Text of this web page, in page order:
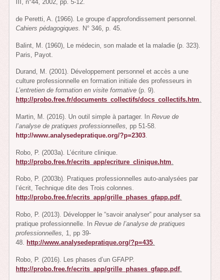
III, n°44, 2002, pp. 5-12.
de Peretti, A. (1966). Le groupe d’approfondissement personnel.
Cahiers pédagogiques.
N° 346, p. 45.
Balint, M. (1960), Le médecin, son malade et la maladie (p. 323).
Paris, Payot.
Durand, M. (2001). Développement personnel et accès a une
culture professionnelle en formation initiale des professeurs in
L’entretien de formation en visite formative (p. 9).
http://probo.free.fr/documents_collectifs/docs_collectifs.htm.
Martin, M. (2016). Un outil simple à partager. InRevue de
l’analyse de pratiques professionnelles, pp 51-58.
http://www.analysedepratique.org/?p=2303.
Robo, P. (2003a). L’écriture clinique.
http://probo.free.fr/ecrits_app/ecriture_clinique.htm
Robo, P. (2003b). Pratiques professionnelles auto-analysées par
l’écrit, Technique dite des Trois colonnes.
http://probo.free.fr/ecrits_app/grille_phases_gfapp.pdf.
Robo, P. (2013). Développer le “savoir analyser” pour analyser sa
pratique professionnelle. InRevue de l’analyse de pratiques
professionnelles, 1, pp 39-
48. http://www.analysedepratique.org/?p=435.
Robo, P. (2016). Les phases d’un GFAPP.
http://probo.free.fr/ecrits_app/grille_phases_gfapp.pdf.